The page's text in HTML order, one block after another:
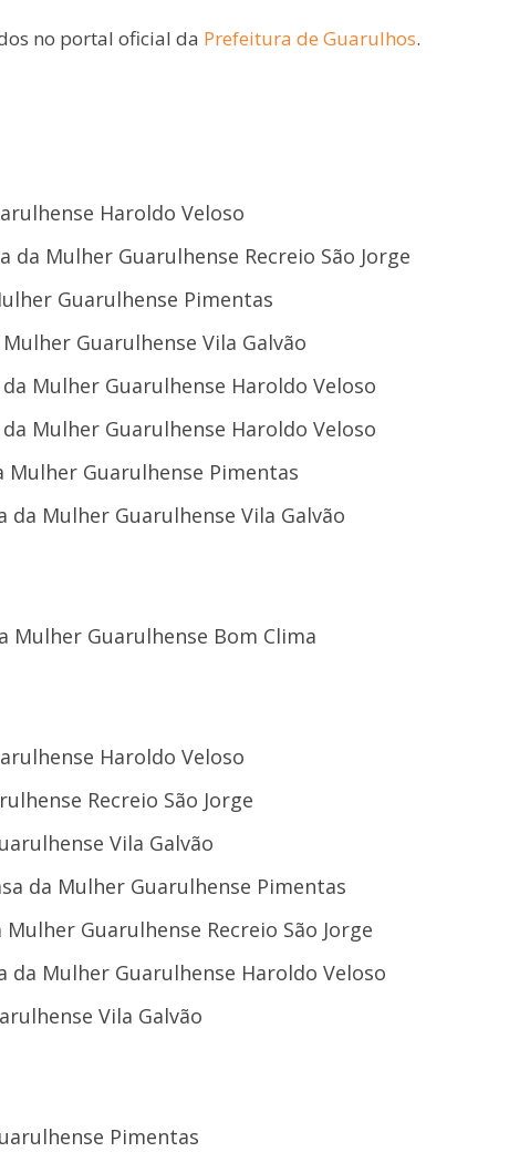
no portal oficial da Prefeitura de Guarulhos.
Haroldo Veloso
Mulher Guarulhense Recreio São Jorge
Guarulhense Pimentas
Guarulhense Vila Galvão
Mulher Guarulhense Haroldo Veloso
Mulher Guarulhense Haroldo Veloso
Mulher Guarulhense Pimentas
da Mulher Guarulhense Vila Galvão
Mulher Guarulhense Bom Clima
Haroldo Veloso
Recreio São Jorge
Vila Galvão
da Mulher Guarulhense Pimentas
Guarulhense Recreio São Jorge
da Mulher Guarulhense Haroldo Veloso
Vila Galvão
Pimentas